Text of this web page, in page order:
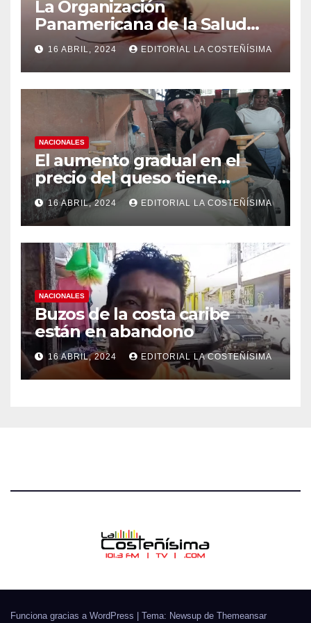
La Organización
Panamericana de la Salud
(OPS), recomienda reforzar
medidas ante el aumento de
casos de dengue
16 ABRIL, 2024 EDITORIAL LA COSTEÑÍSIMA
NACIONALES
El aumento gradual en el
precio del queso tiene
efectos a las Panaderias
16 ABRIL, 2024 EDITORIAL LA COSTEÑÍSIMA
NACIONALES
Buzos de la costa caribe
están en abandono
16 ABRIL, 2024 EDITORIAL LA COSTEÑÍSIMA
Funciona gracias a WordPress Tema: Newsup de Themeansar